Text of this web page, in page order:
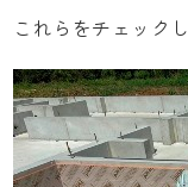
これらをチェックし